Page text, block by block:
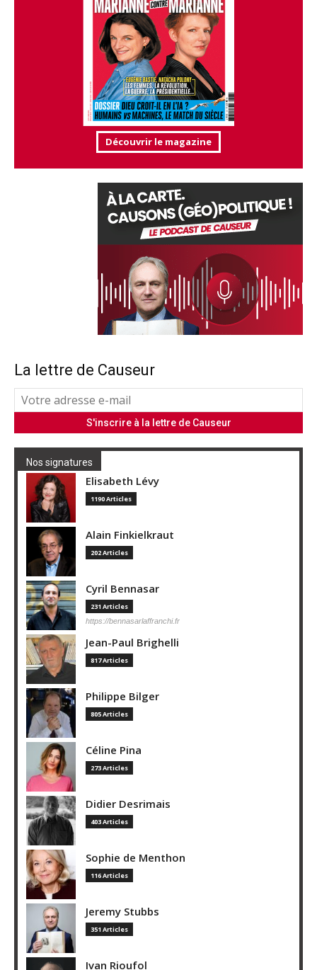
Découvrir le magazine
La lettre de Causeur
Nos signatures
Elisabeth Lévy
1190 Articles
Alain Finkielkraut
202 Articles
Cyril Bennasar
231 Articles
https://bennasarlaffranchi.fr
Jean-Paul Brighelli
817 Articles
Philippe Bilger
805 Articles
Céline Pina
273 Articles
Didier Desrimais
403 Articles
Sophie de Menthon
116 Articles
Jeremy Stubbs
351 Articles
Ivan Rioufol